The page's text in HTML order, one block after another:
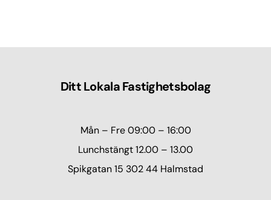
Ditt Lokala Fastighetsbolag
Mån – Fre 09:00 – 16:00
Lunchstängt 12.00 – 13.00
Spikgatan 15 302 44 Halmstad